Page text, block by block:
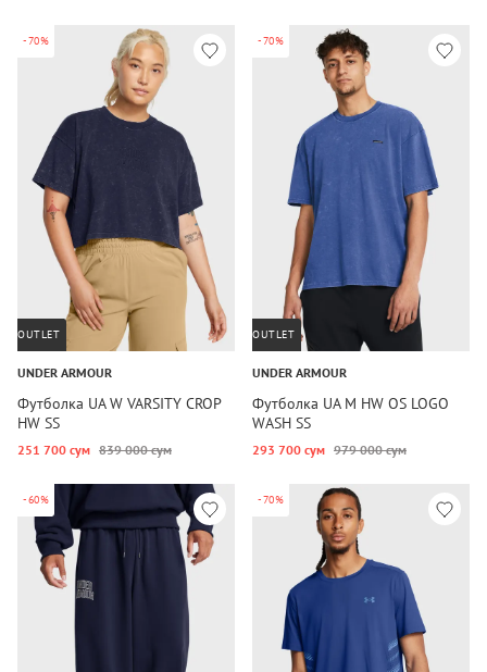
-70%
OUTLET
UNDER ARMOUR
Футболка UA W VARSITY CROP
HW SS
251 700 сум 839 000 сум
-70%
OUTLET
UNDER ARMOUR
Футболка UA M HW OS LOGO
WASH SS
293 700 сум 979 000 сум
-60% -70%